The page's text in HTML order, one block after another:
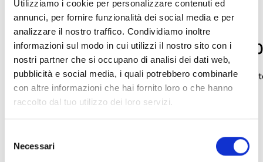
Utilizziamo i cookie per personalizzare contenuti ed
annunci, per fornire funzionalità dei social media e per
analizzare il nostro traffico. Condividiamo inoltre
informazioni sul modo in cui utilizzi il nostro sito con i
nostri partner che si occupano di analisi dei dati web,
pubblicità e social media, i quali potrebbero combinarle
con altre informazioni che hai fornito loro o che hanno
raccolto dal tuo utilizzo dei loro servizi.
delNecessari
LTE-ANT100B
Antena 2G/3G/4G‑LTE para
comunicadores Nexus (cable de 1,5 m)
GSM-
Antena GSM de
(cable de 0,2 m)